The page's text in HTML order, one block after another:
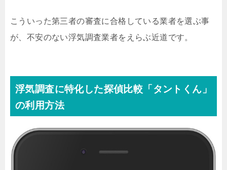
こういった第三者の審査に合格している業者を選ぶ事
が、不安のない浮気調査業者をえらぶ近道です。
浮気調査に特化した探偵比較「タントくん」
の利用方法